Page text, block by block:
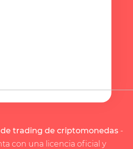
trading de criptomonedas -
con una licencia oficial y